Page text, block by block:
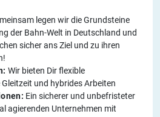
legen wir die Grundsteine
der Bahn-Welt in Deutschland und
sicher ans Ziel und zu ihren
Wir bieten Dir flexible
und hybrides Arbeiten
Ein sicherer und unbefristeter
agierenden Unternehmen mit